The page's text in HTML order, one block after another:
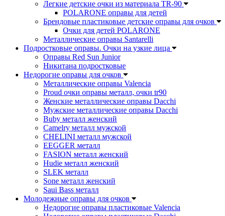
Легкие детские очки из материала TR-90
POLARONE оправы для детей
Брендовые пластиковые детские оправы для очков
Очки для детей POLARONE
Металлические оправы Santarelli
Подростковые оправы. Очки на узкие лица
Оправы Red Sun Junior
Никитана подростковые
Недорогие оправы для очков
Металлические оправы Valencia
Proud очки оправы металл, очки tr90
Женские металлические оправы Dacchi
Мужские металлические оправы Dacchi
Buby металл женский
Camelry металл мужской
CHELINI металл мужской
EEGGER металл
FASION металл женский
Hudie металл женский
SLEK металл
Sone металл женский
Saui Bass металл
Молодежные оправы для очков
Недорогие оправы пластиковые Valencia